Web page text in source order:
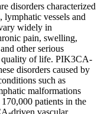
disorders characterized
lymphatic vessels and
widely in
pain, swelling,
other serious
quality of life. PIK3CA-
disorders caused by
such as
malformations
patients in the
driven vascular